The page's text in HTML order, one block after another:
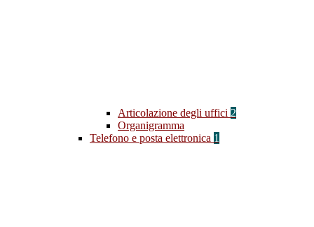
Articolazione degli uffici 2
Organigramma
Telefono e posta elettronica 1